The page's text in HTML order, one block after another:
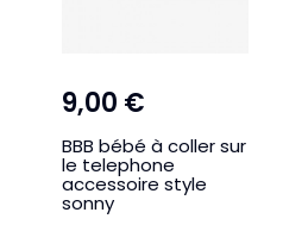
9,00 €
BBB bébé à coller sur
le telephone
accessoire style
sonny